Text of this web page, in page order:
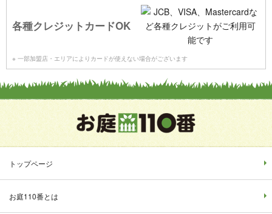
各種クレジットカードOK
※ 一部加盟店・エリアによりカードが使えない場合がございます
トップページ
お庭110番とは